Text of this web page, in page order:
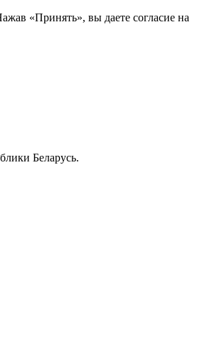
«Принять», вы даете согласие на
Беларусь.